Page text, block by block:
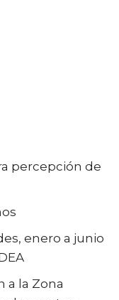
percepción de
enero a junio
a la Zona